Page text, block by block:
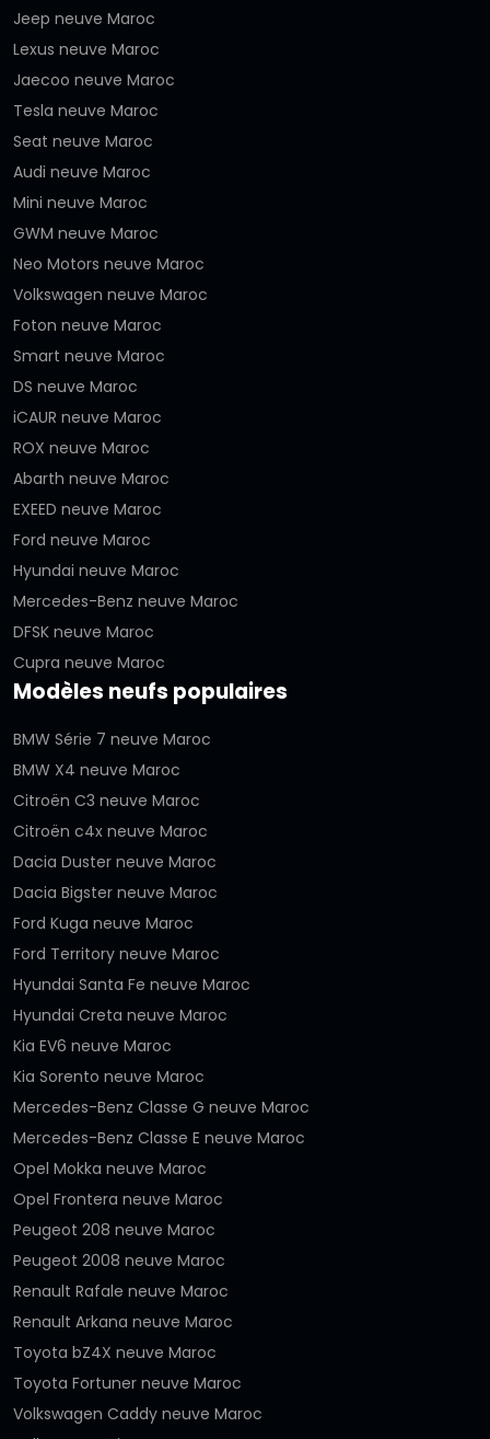
Jeep neuve Maroc
Lexus neuve Maroc
Jaecoo neuve Maroc
Tesla neuve Maroc
Seat neuve Maroc
Audi neuve Maroc
Mini neuve Maroc
GWM neuve Maroc
Neo Motors neuve Maroc
Volkswagen neuve Maroc
Foton neuve Maroc
Smart neuve Maroc
DS neuve Maroc
iCAUR neuve Maroc
ROX neuve Maroc
Abarth neuve Maroc
EXEED neuve Maroc
Ford neuve Maroc
Hyundai neuve Maroc
Mercedes-Benz neuve Maroc
DFSK neuve Maroc
Cupra neuve Maroc
Modèles neufs populaires
BMW Série 7 neuve Maroc
BMW X4 neuve Maroc
Citroën C3 neuve Maroc
Citroën c4x neuve Maroc
Dacia Duster neuve Maroc
Dacia Bigster neuve Maroc
Ford Kuga neuve Maroc
Ford Territory neuve Maroc
Hyundai Santa Fe neuve Maroc
Hyundai Creta neuve Maroc
Kia EV6 neuve Maroc
Kia Sorento neuve Maroc
Mercedes-Benz Classe G neuve Maroc
Mercedes-Benz Classe E neuve Maroc
Opel Mokka neuve Maroc
Opel Frontera neuve Maroc
Peugeot 208 neuve Maroc
Peugeot 2008 neuve Maroc
Renault Rafale neuve Maroc
Renault Arkana neuve Maroc
Toyota bZ4X neuve Maroc
Toyota Fortuner neuve Maroc
Volkswagen Caddy neuve Maroc